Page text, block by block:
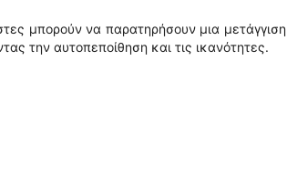
μπορούν να παρατηρήσουν μια μετάγγιση
την αυτοπεποίθηση και τις ικανότητες.